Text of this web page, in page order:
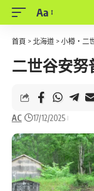
Font
Resizer
Aa
首頁 > 北海道 > 小樽・二
二世谷安努
AC 17/12/2025